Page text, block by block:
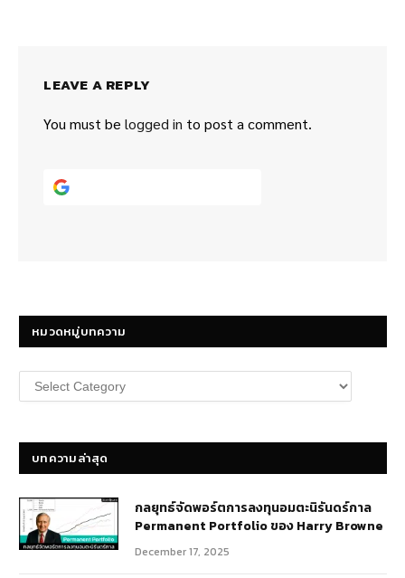
LEAVE A REPLY
You must be logged in to post a comment.
หมวดหมู่บทความ
หมวด
หมู่
บทความล่าสุด
กลยุทธ์​จัดพอร์ตการลงทุนอมตะนิรันดร์กาล
Permanent Portfolio ของ Harry Browne
December 17, 2025